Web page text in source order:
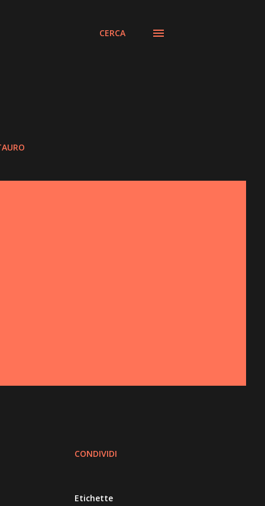
CERCA
CONDIVIDI
Etichette